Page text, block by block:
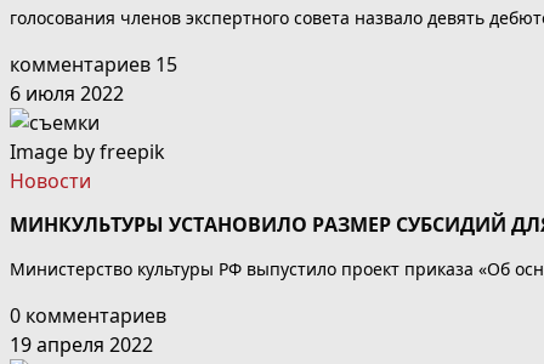
голосования членов экспертного совета назвало девять
комментариев 15
6 июля 2022
Image by freepik
Новости
МИНКУЛЬТУРЫ УСТАНОВИЛО РАЗМЕР СУБСИДИЙ
Министерство культуры РФ выпустило проект приказа «Об
0 комментариев
19 апреля 2022